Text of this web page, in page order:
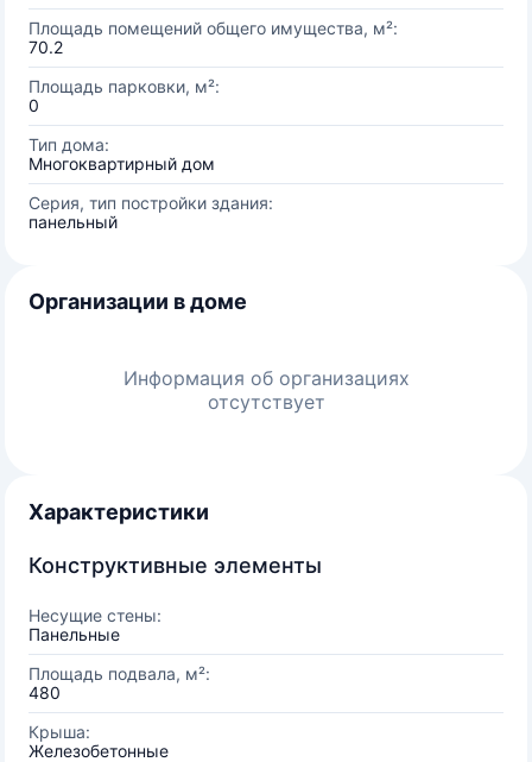
Площадь помещений общего имущества, м²:
70.2
Площадь парковки, м²:
0
Тип дома:
Многоквартирный дом
Серия, тип постройки здания:
панельный
Организации в доме
Информация об организациях
отсутствует
Характеристики
Конструктивные элементы
Несущие стены:
Панельные
Площадь подвала, м²:
480
Крыша:
Железобетонные